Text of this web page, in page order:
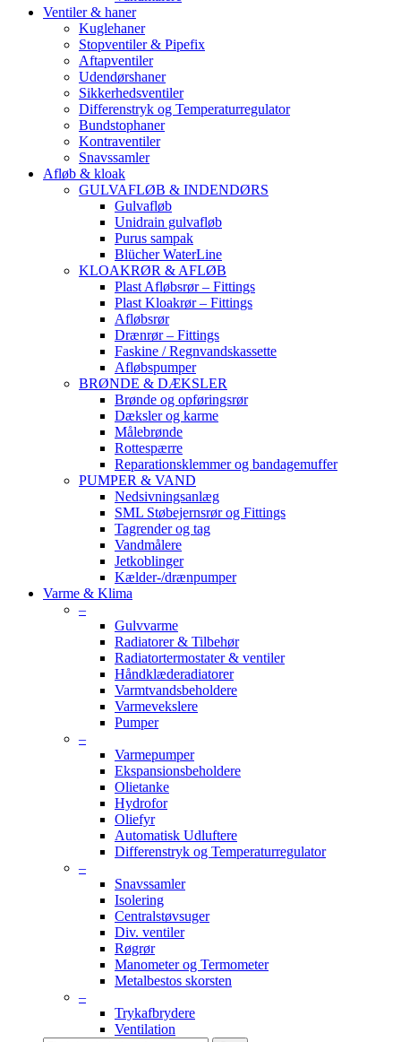
Ventiler & haner
Kuglehaner
Stopventiler & Pipefix
Aftapventiler
Udendørshaner
Sikkerhedsventiler
Differenstryk og Temperaturregulator
Bundstophaner
Kontraventiler
Snavssamler
Afløb & kloak
GULVAFLØB & INDENDØRS
Gulvafløb
Unidrain gulvafløb
Purus sampak
Blücher WaterLine
KLOAKRØR & AFLØB
Plast Afløbsrør – Fittings
Plast Kloakrør – Fittings
Afløbsrør
Drænrør – Fittings
Faskine / Regnvandskassette
Afløbspumper
BRØNDE & DÆKSLER
Brønde og opføringsrør
Dæksler og karme
Målebrønde
Rottespærre
Reparationsklemmer og bandagemuffer
PUMPER & VAND
Nedsivningsanlæg
SML Støbejernsrør og Fittings
Tagrender og tag
Vandmålere
Jetkoblinger
Kælder-/drænpumper
Varme & Klima
–
Gulvvarme
Radiatorer & Tilbehør
Radiatortermostater & ventiler
Håndklæderadiatorer
Varmtvandsbeholdere
Varmevekslere
Pumper
–
Varmepumper
Ekspansionsbeholdere
Olietanke
Hydrofor
Oliefyr
Automatisk Udluftere
Differenstryk og Temperaturregulator
–
Snavssamler
Isolering
Centralstøvsuger
Div. ventiler
Røgrør
Manometer og Termometer
Metalbestos skorsten
–
Trykafbrydere
Ventilation